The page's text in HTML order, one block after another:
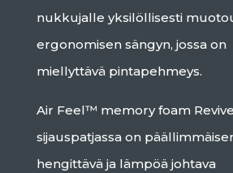
nukkujalle yksilöllisesti
ergonomisen sängyn, jossa on
miellyttävä pintapehmeys.
Air Feel™ memory foam
sijauspatjassa on
hengittävä ja lämpöä johtava